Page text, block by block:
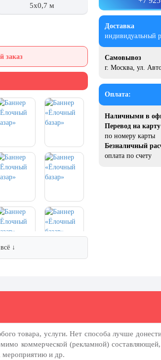
5х0,7 м
заказ
↓
Доставка
индивидуальный
Самовывоз
г. Москва, ул.
Оплата:
Наличными в
Перевод на
по номеру карты
Безналичный
оплата по счету
товара, услуги. Нет способа лучше
коммерческой (рекламной)
мероприятию и др.